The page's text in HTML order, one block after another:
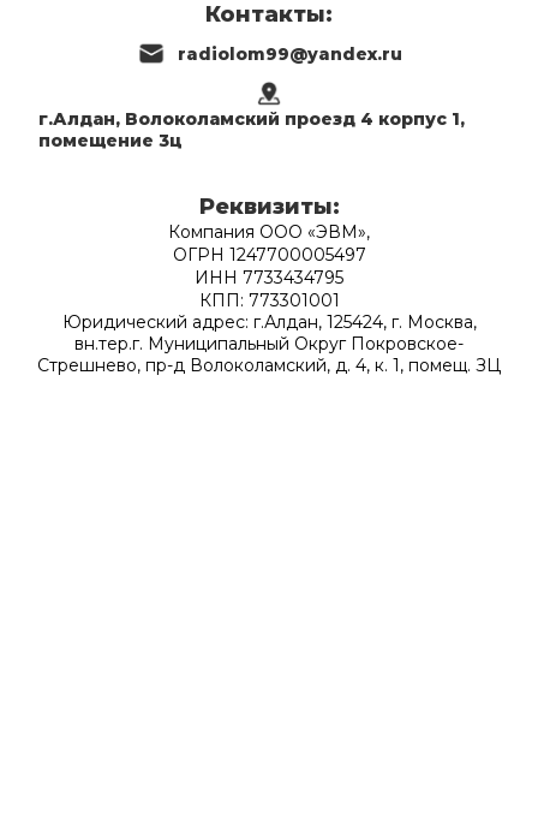
Контакты:
radiolom99@yandex.ru
г.Алдан, Волоколамский проезд 4 корпус 1,
помещение 3ц
Реквизиты:
Компания ООО «ЭВМ»,
ОГРН 1247700005497
ИНН 7733434795
КПП: 773301001
Юридический адрес: г.Алдан, 125424, г. Москва,
вн.тер.г. Муниципальный Округ Покровское-
Стрешнево, пр-д Волоколамский, д. 4, к. 1, помещ. ЗЦ